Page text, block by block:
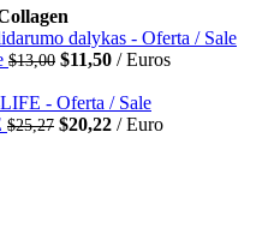
$13,00 El
original
era:
$11,50El
actual
es:
Euros
$25,27 El
$20,22 ElEuro